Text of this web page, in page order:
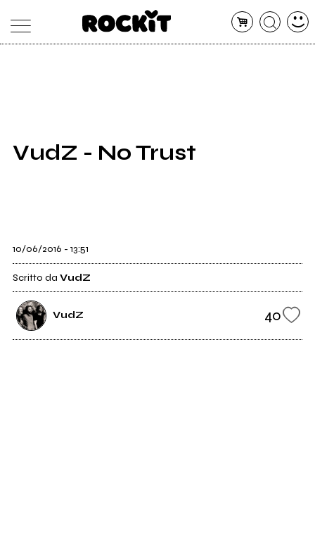
SHOP
VudZ - No Trust
10/06/2016 - 13:51
Scritto da VudZ
VudZ 40